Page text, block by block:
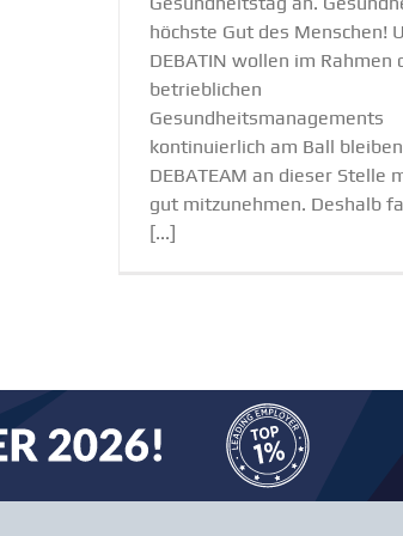
höchste Gut des Menschen!
DEBATIN wollen im Rahmen
betrieblichen
Gesundheitsmanagements
kontinuierlich am Ball
DEBATEAM an dieser Stelle
gut mitzunehmen. Deshalb
[...]